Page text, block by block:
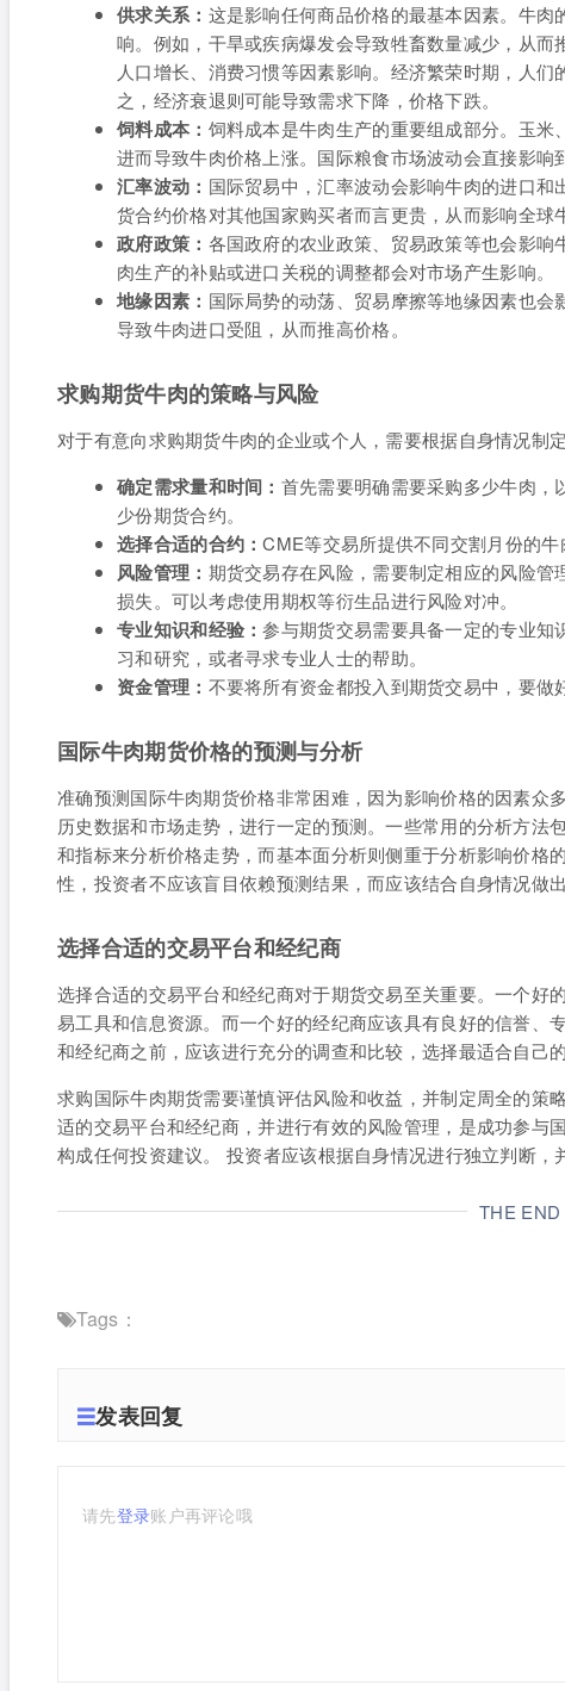
供求关系： 这是影响任何商品价格的最基本因素。牛
响。例如，干旱或疾病爆发会导致牲畜数量减少，从而
人口增长、消费习惯等因素影响。经济繁荣时期，人
之，经济衰退则可能导致需求下降，价格下跌。
饲料成本： 饲料成本是牛肉生产的重要组成部分。玉米
进而导致牛肉价格上涨。国际粮食市场波动会直接影响
汇率波动： 国际贸易中，汇率波动会影响牛肉的进口
货合约价格对其他国家购买者而言更贵，从而影响全球
政府政策： 各国政府的农业政策、贸易政策等也会影
肉生产的补贴或进口关税的调整都会对市场产生影响。
地缘因素： 国际局势的动荡、贸易摩擦等地缘因素也
导致牛肉进口受阻，从而推高价格。
求购期货牛肉的策略与风险
对于有意向求购期货牛肉的企业或个人，需要根据自身情况制
确定需求量和时间： 首先需要明确需要采购多少牛肉，
少份期货合约。
选择合适的合约：CME等交易所提供不同交割月份的
风险管理： 期货交易存在风险，需要制定相应的风险
损失。可以考虑使用期权等衍生品进行风险对冲。
专业知识和经验：参与期货交易需要具备一定的专业
习和研究，或者寻求专业人士的帮助。
资金管理： 不要将所有资金都投入到期货交易中，要做
国际牛肉期货价格的预测与分析
准确预测国际牛肉期货价格非常困难，因为影响价格的因素众
历史数据和市场走势，进行一定的预测。一些常用的分析方法
和指标来分析价格走势，而基本面分析则侧重于分析影响价格
性，投资者不应该盲目依赖预测结果，而应该结合自身情况做出
选择合适的交易平台和经纪商
选择合适的交易平台和经纪商对于期货交易至关重要。一个好
易工具和信息资源。而一个好的经纪商应该具有良好的信誉、
和经纪商之前，应该进行充分的调查和比较，选择最适合自己的
求购国际牛肉期货需要谨慎评估风险和收益，并制定周全的策
适的交易平台和经纪商，并进行有效的风险管理，是成功参与
构成任何投资建议。 投资者应该根据自身情况进行独立判断，
THE END
Tags：
发表回复
请先登录账户再评论哦